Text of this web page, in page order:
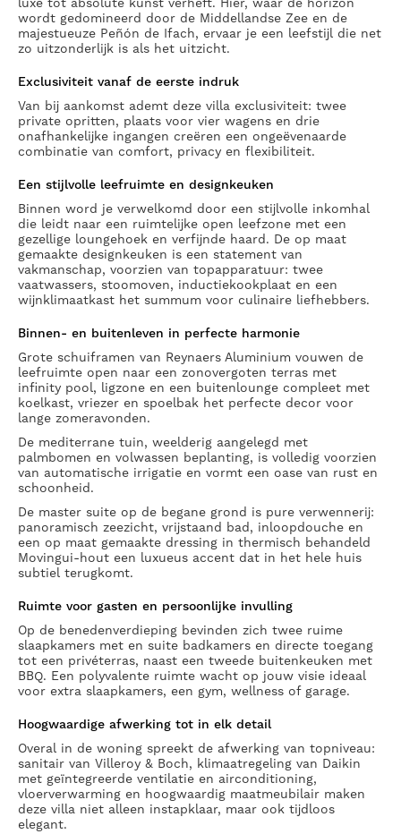
luxe tot absolute kunst verheft. Hier, waar de horizon
wordt gedomineerd door de Middellandse Zee en de
majestueuze Peñón de Ifach, ervaar je een leefstijl die net
zo uitzonderlijk is als het uitzicht.
Exclusiviteit vanaf de eerste indruk
Van bij aankomst ademt deze villa exclusiviteit: twee
private opritten, plaats voor vier wagens en drie
onafhankelijke ingangen creëren een ongeëvenaarde
combinatie van comfort, privacy en flexibiliteit.
Een stijlvolle leefruimte en designkeuken
Binnen word je verwelkomd door een stijlvolle inkomhal
die leidt naar een ruimtelijke open leefzone met een
gezellige loungehoek en verfijnde haard. De op maat
gemaakte designkeuken is een statement van
vakmanschap, voorzien van topapparatuur: twee
vaatwassers, stoomoven, inductiekookplaat en een
wijnklimaatkast het summum voor culinaire liefhebbers.
Binnen- en buitenleven in perfecte harmonie
Grote schuiframen van Reynaers Aluminium vouwen de
leefruimte open naar een zonovergoten terras met
infinity pool, ligzone en een buitenlounge compleet met
koelkast, vriezer en spoelbak het perfecte decor voor
lange zomeravonden.
De mediterrane tuin, weelderig aangelegd met
palmbomen en volwassen beplanting, is volledig voorzien
van automatische irrigatie en vormt een oase van rust en
schoonheid.
De master suite op de begane grond is pure verwennerij:
panoramisch zeezicht, vrijstaand bad, inloopdouche en
een op maat gemaakte dressing in thermisch behandeld
Movingui-hout een luxueus accent dat in het hele huis
subtiel terugkomt.
Ruimte voor gasten en persoonlijke invulling
Op de benedenverdieping bevinden zich twee ruime
slaapkamers met en suite badkamers en directe toegang
tot een privéterras, naast een tweede buitenkeuken met
BBQ. Een polyvalente ruimte wacht op jouw visie ideaal
voor extra slaapkamers, een gym, wellness of garage.
Hoogwaardige afwerking tot in elk detail
Overal in de woning spreekt de afwerking van topniveau:
sanitair van Villeroy & Boch, klimaatregeling van Daikin
met geïntegreerde ventilatie en airconditioning,
vloerverwarming en hoogwaardig maatmeubilair maken
deze villa niet alleen instapklaar, maar ook tijdloos
elegant.